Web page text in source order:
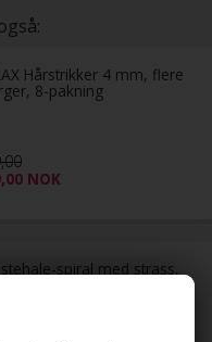
Hårstrikker 4 mm, flere
8-pakning
NOK
spiral med strass,